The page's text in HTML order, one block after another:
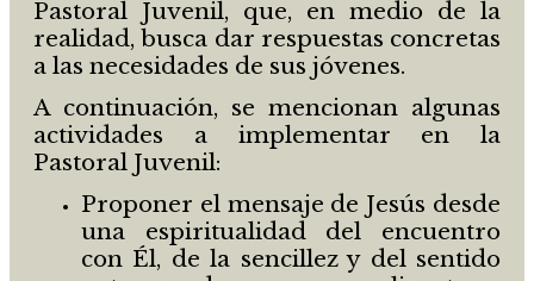
Pastoral Juvenil, que, en medio de la
realidad, busca dar respuestas concretas
a las necesidades de sus jóvenes.
A continuación, se mencionan algunas
actividades a implementar en la
Pastoral Juvenil:
Proponer el mensaje de Jesús desde
una espiritualidad del encuentro
con Él, de la sencillez y del sentido